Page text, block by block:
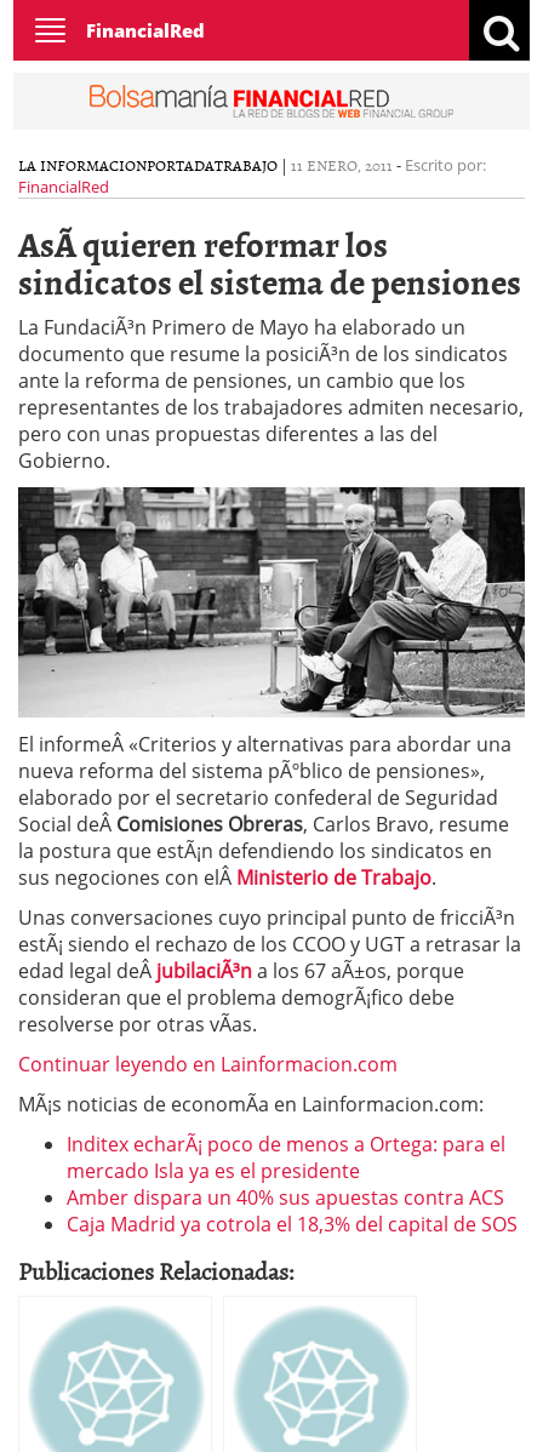
Toggle
navigation
FinancialRed
LA INFORMACIONPORTADATRABAJO | 11 ENERO, 2011 - Escrito por:
FinancialRed
AsÃ­ quieren reformar los
sindicatos el sistema de pensiones
La FundaciÃ³n Primero de Mayo ha elaborado un
documento que resume la posiciÃ³n de los sindicatos
ante la reforma de pensiones, un cambio que los
representantes de los trabajadores admiten necesario,
pero con unas propuestas diferentes a las del
Gobierno.
El informeÂ «Criterios y alternativas para abordar una
nueva reforma del sistema pÃºblico de pensiones»,
elaborado por el secretario confederal de Seguridad
Social deÂ Comisiones Obreras, Carlos Bravo, resume
la postura que estÃ¡n defendiendo los sindicatos en
sus negociones con elÂ Ministerio de Trabajo.
Unas conversaciones cuyo principal punto de fricciÃ³n
estÃ¡ siendo el rechazo de los CCOO y UGT a retrasar la
edad legal deÂ jubilaciÃ³na los 67 aÃ±os, porque
consideran que el problema demogrÃ¡fico debe
resolverse por otras vÃ­as.
Continuar leyendo en Lainformacion.com
MÃ¡s noticias de economÃ­a en Lainformacion.com:
Inditex echarÃ¡ poco de menos a Ortega: para el
mercado Isla ya es el presidente
Amber dispara un 40% sus apuestas contra ACS
Caja Madrid ya cotrola el 18,3% del capital de SOS
Publicaciones Relacionadas: